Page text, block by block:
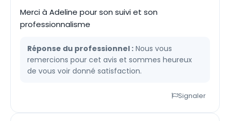
Merci à Adeline pour son suivi et son
professionnalisme
Réponse du professionnel : Nous vous
remercions pour cet avis et sommes heureux
de vous voir donné satisfaction.
Signaler